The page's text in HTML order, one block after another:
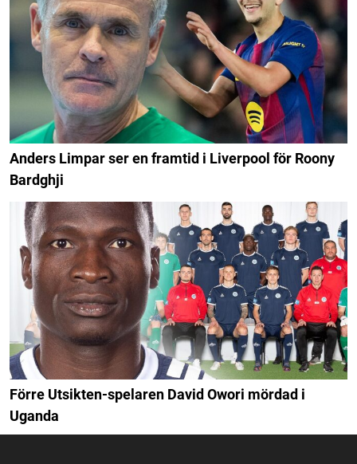
Anders Limpar ser en framtid i Liverpool för Roony
Bardghji
Förre Utsikten-spelaren David Owori mördad i
Uganda